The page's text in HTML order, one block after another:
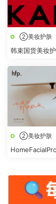
②美妆护肤
韩束国货美妆
②美妆护肤